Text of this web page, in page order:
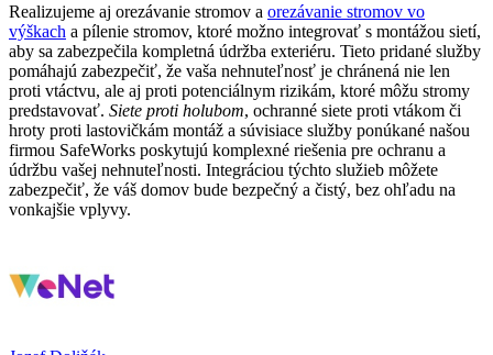
Realizujeme aj orezávanie stromov a orezávanie stromov vo
výškach a pílenie stromov, ktoré možno integrovať s montážou sietí,
aby sa zabezpečila kompletná údržba exteriéru. Tieto pridané služby
pomáhajú zabezpečiť, že vaša nehnuteľnosť je chránená nie len
proti vtáctvu, ale aj proti potenciálnym rizikám, ktoré môžu stromy
predstavovať. Siete proti holubom, ochranné siete proti vtákom či
hroty proti lastovičkám montáž a súvisiace služby ponúkané našou
firmou SafeWorks poskytujú komplexné riešenia pre ochranu a
údržbu vašej nehnuteľnosti. Integráciou týchto služieb môžete
zabezpečiť, že váš domov bude bezpečný a čistý, bez ohľadu na
vonkajšie vplyvy.